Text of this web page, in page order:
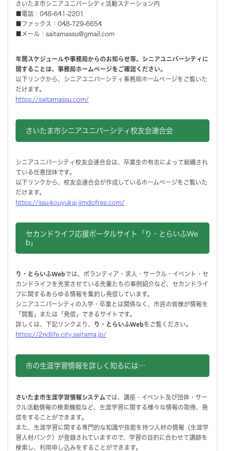
さいたま市シニアユニバーシティ活動ステーション内
■電話：048-641-2201
■ファックス：048-729-6654
■メール：saitamassu@gmail.com
年間スケジュールや事務局からのお知らせ等、シニアユニバーシティに
関することは、事務局ホームページをご確認ください。
以下リンクから、シニアユニバーシティ事務局ホームページをご覧いた
だけます。
https://saitamassu.com/
さいたま市シニアユニバーシティ校友会連合会
シニアユニバーシティ校友会連合会は、卒業生の有志によって組織され
ている任意団体です。
以下リンクから、校友会連合会が作成しているホームページをご覧いた
だけます。
https://ssu-kouyukai.jimdofree.com/
セカンドライフ応援ポータルサイト「り・とらいふWe
b」
り・とらいふWebでは、ボランティア・求人・サークル・イベント・セ
カンドライフを充実させている先輩たちの事例紹介など、セカンドライ
フに関するあらゆる情報を集約し発信しています。
シニアユニバーシティの入学・卒業とは関係なく、市民の皆様が情報を
「閲覧」または「発信」できるサイトです。
詳しくは、下記リンクより、
り・とらいふWebをご覧ください。
https://2ndlife.city.saitama.jp/
市の生涯学習情報を詳しく知るには…
さいたま市生涯学習情報システム では、講座・イベント及び団体・サー
クル活動情報の検索機能など、生涯学習に関する様々な情報の取得、発
信をすることができます。
また、生涯学習に関する専門的な知識や技能を持つ人材の情報（生涯学
習人材バンク）が登録されていますので、学習の目的に合わせて講師を
検索し、利用申し込みをすることができます。